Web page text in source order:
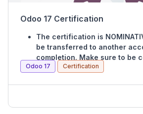
Odoo 17 Certification
The certification is
be transferred to another
completion. Make sure to be
the right user before
Website, eCommerce, Survey,
Sales, Purchases, Project,
Odoo 17 Certification